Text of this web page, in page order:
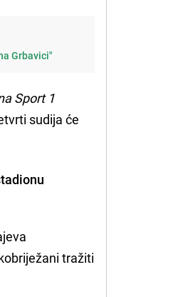
Grbavici"
Sport 1
sudija će
tražiti